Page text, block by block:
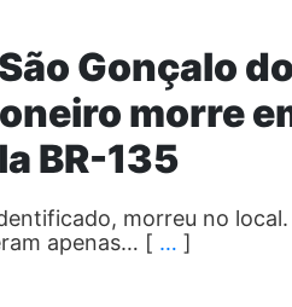
Gonçalo
morre
BR-135
morreu no
apenas… [ … ]